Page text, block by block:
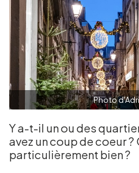
Photo
Y a-t-il un ou des
avez un coup de coeur ?
particulièrement bien ?